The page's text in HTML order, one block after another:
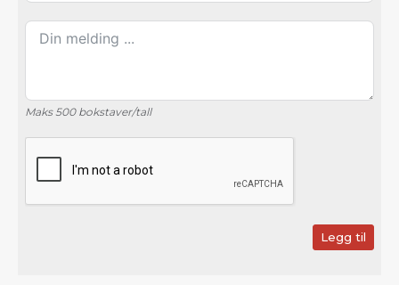
Maks 500 bokstaver/tall
Legg til